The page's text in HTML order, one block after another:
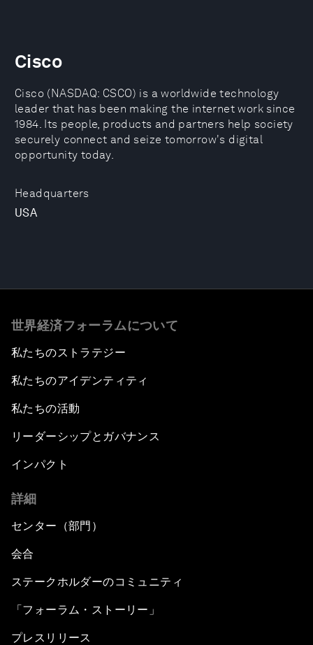
Headquarters
USA
Cisco
Cisco (NASDAQ: CSCO) is a worldwide technology
leader that has been making the internet work since
1984. Its people, products and partners help society
securely connect and seize tomorrow's digital
opportunity today.
世界経済フォーラムについて
私たちのストラテジー
私たちのアイデンティティ
私たちの活動
リーダーシップとガバナンス
インパクト
詳細
センター（部門）
会合
ステークホルダーのコミュニティ
「フォーラム・ストーリー」
プレスリリース